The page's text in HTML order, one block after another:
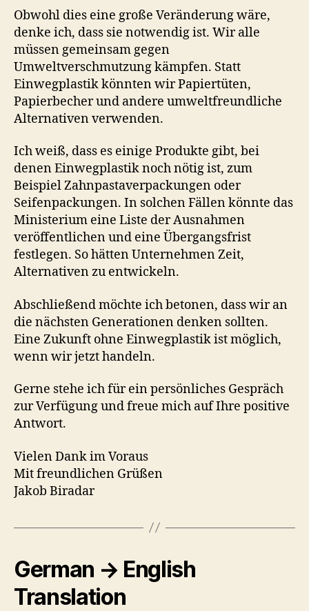
Obwohl dies eine große Veränderung wäre,
denke ich, dass sie notwendig ist. Wir alle
müssen gemeinsam gegen
Umweltverschmutzung kämpfen. Statt
Einwegplastik könnten wir Papiertüten,
Papierbecher und andere umweltfreundliche
Alternativen verwenden.
Ich weiß, dass es einige Produkte gibt, bei
denen Einwegplastik noch nötig ist, zum
Beispiel Zahnpastaverpackungen oder
Seifenpackungen. In solchen Fällen könnte das
Ministerium eine Liste der Ausnahmen
veröffentlichen und eine Übergangsfrist
festlegen. So hätten Unternehmen Zeit,
Alternativen zu entwickeln.
Abschließend möchte ich betonen, dass wir an
die nächsten Generationen denken sollten.
Eine Zukunft ohne Einwegplastik ist möglich,
wenn wir jetzt handeln.
Gerne stehe ich für ein persönliches Gespräch
zur Verfügung und freue mich auf Ihre positive
Antwort.
Vielen Dank im Voraus
Mit freundlichen Grüßen
Jakob Biradar
German → English
Translation